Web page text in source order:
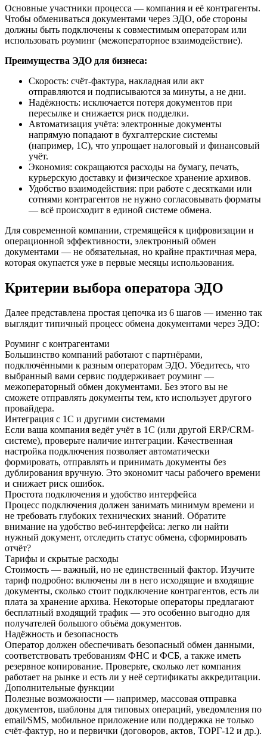
Основные участники процесса — компания и её контрагенты.
Чтобы обмениваться документами через ЭДО, обе стороны
должны быть подключены к совместимым операторам или
использовать роуминг (межоператорное взаимодействие).
Преимущества ЭДО для бизнеса:
Скорость: счёт-фактура, накладная или акт
отправляются и подписываются за минуты, а не дни.
Надёжность: исключается потеря документов при
пересылке и снижается риск подделки.
Автоматизация учёта: электронные документы
напрямую попадают в бухгалтерские системы
(например, 1С), что упрощает налоговый и финансовый
учёт.
Экономия: сокращаются расходы на бумагу, печать,
курьерскую доставку и физическое хранение архивов.
Удобство взаимодействия: при работе с десятками или
сотнями контрагентов не нужно согласовывать форматы
— всё происходит в единой системе обмена.
Для современной компании, стремящейся к цифровизации и
операционной эффективности, электронный обмен
документами — не обязательная, но крайне практичная мера,
которая окупается уже в первые месяцы использования.
Критерии выбора оператора ЭДО
Далее представлена простая цепочка из 6 шагов — именно так
выглядит типичный процесс обмена документами через ЭДО:
Роуминг с контрагентами
Большинство компаний работают с партнёрами,
подключёнными к разным операторам ЭДО. Убедитесь, что
выбранный вами сервис поддерживает роуминг —
межоператорный обмен документами. Без этого вы не
сможете отправлять документы тем, кто использует другого
провайдера.
Интеграция с 1С и другими системами
Если ваша компания ведёт учёт в 1С (или другой ERP/CRM-
системе), проверьте наличие интеграции. Качественная
настройка подключения позволяет автоматически
формировать, отправлять и принимать документы без
дублирования вручную. Это экономит часы рабочего времени
и снижает риск ошибок.
Простота подключения и удобство интерфейса
Процесс подключения должен занимать минимум времени и
не требовать глубоких технических знаний. Обратите
внимание на удобство веб-интерфейса: легко ли найти
нужный документ, отследить статус обмена, сформировать
отчёт?
Тарифы и скрытые расходы
Стоимость — важный, но не единственный фактор. Изучите
тариф подробно: включены ли в него исходящие и входящие
документы, сколько стоит подключение контрагентов, есть ли
плата за хранение архива. Некоторые операторы предлагают
бесплатный входящий трафик — это особенно выгодно для
получателей большого объёма документов.
Надёжность и безопасность
Оператор должен обеспечивать безопасный обмен данными,
соответствовать требованиям ФНС и ФСБ, а также иметь
резервное копирование. Проверьте, сколько лет компания
работает на рынке и есть ли у неё сертификаты аккредитации.
Дополнительные функции
Полезные возможности — например, массовая отправка
документов, шаблоны для типовых операций, уведомления по
email/SMS, мобильное приложение или поддержка не только
счёт-фактур, но и первички (договоров, актов, ТОРГ-12 и др.).